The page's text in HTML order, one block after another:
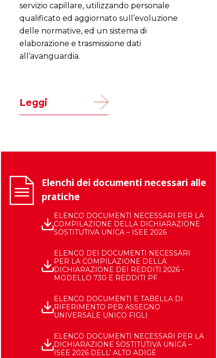
servizio capillare, utilizzando personale
qualificato ed aggiornato sull’evoluzione
delle normative, ed un sistema di
elaborazione e trasmissione dati
all’avanguardia.
Leggi
Elenchi dei documenti necessari alle
pratiche
ELENCO DOCUMENTI NECESSARI PER LA
COMPILAZIONE DELLA DICHIARAZIONE
SOSTITUTIVA UNICA – ISEE 2026
ELENCO DEI DOCUMENTI NECESSARI
PER LA COMPILAZIONE DELLA
DICHIARAZIONE DEI REDDITI 2026 -
MODELLO 730 E REDDITI PF
ELENCO DOCUMENTI E TABELLA DI
RIFERIMENTO PER ASSEGNO
UNIVERSALE UNICO FIGLI
ELENCO DOCUMENTI NECESSARI PER LA
DICHIARAZIONE SOSTITUTIVA UNICA –
ISEE 2026 DELL’ ALTO ADIGE